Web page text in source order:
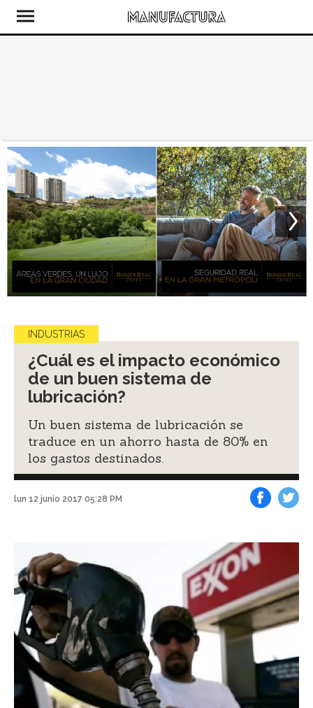
INDUSTRIAS
¿Cuál es el impacto económico
de un buen sistema de
lubricación?
Un buen sistema de lubricación se
traduce en un ahorro hasta de 80% en
los gastos destinados.
lun 12 junio 2017 05:28 PM